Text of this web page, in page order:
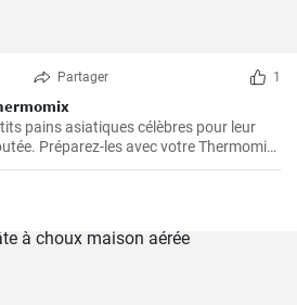
Partager 1
pains asiatiques célèbres pour leur
Préparez-les avec votre Thermomix
délicieux, en faisant d'abord cuire la
fourrant. Pour réussir vos Bao Buns, il
durcir suffisamment longtemps.